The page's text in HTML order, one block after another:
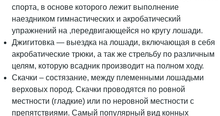
спорта, в основе которого лежит выполнение
наездником гимнастических и акробатический
упражнений на ,передвигающейся но кругу лошади.
Джигитовка — выездка на лошади, включающая в себя
акробатические трюки, а так же стрельбу по различным
целям, которую всадник производит на полном ходу.
Скачки – состязание, между племенными лошадьми
верховых пород. Скачки проводятся по ровной
местности (гладкие) или по неровной местности с
препятствиями. Самый популярный вид конных